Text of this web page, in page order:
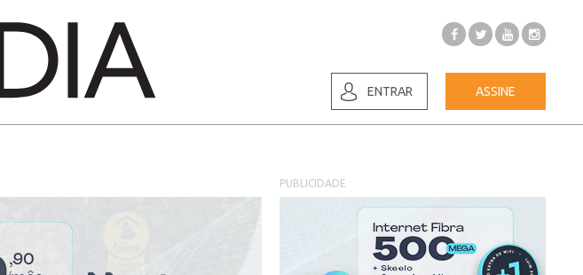
ENTRAR ASSINE
PUBLICIDADE